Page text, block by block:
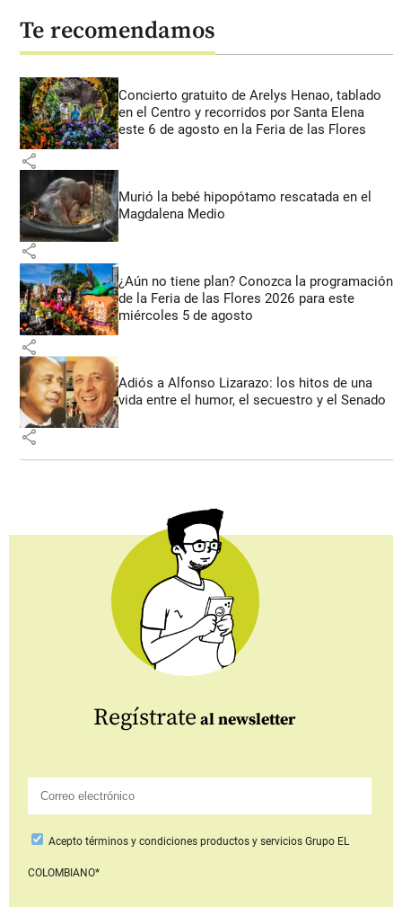
Te recomendamos
Concierto gratuito de Arelys Henao, tablado
en el Centro y recorridos por Santa Elena
este 6 de agosto en la Feria de las Flores
share
Murió la bebé hipopótamo rescatada en el
Magdalena Medio
share
¿Aún no tiene plan? Conozca la programación
de la Feria de las Flores 2026 para este
miércoles 5 de agosto
share
Adiós a Alfonso Lizarazo: los hitos de una
vida entre el humor, el secuestro y el Senado
share
Regístrate al newsletter
Aceptotérminos y condiciones productos y serviciosGrupo EL
COLOMBIANO*